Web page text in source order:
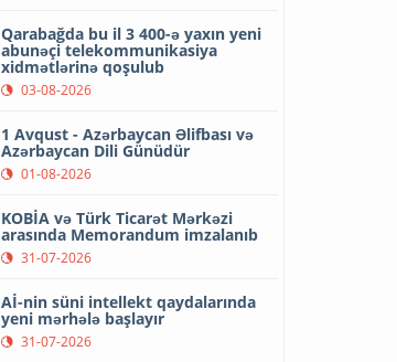
Qarabağda bu il 3 400-ə yaxın yeni
abunəçi telekommunikasiya
xidmətlərinə qoşulub
03-08-2026
1 Avqust - Azərbaycan Əlifbası və
Azərbaycan Dili Günüdür
01-08-2026
KOBİA və Türk Ticarət Mərkəzi
arasında Memorandum imzalanıb
31-07-2026
Aİ-nin süni intellekt qaydalarında
yeni mərhələ başlayır
31-07-2026